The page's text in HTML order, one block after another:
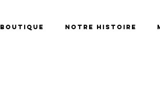
Boutique Notre histoire